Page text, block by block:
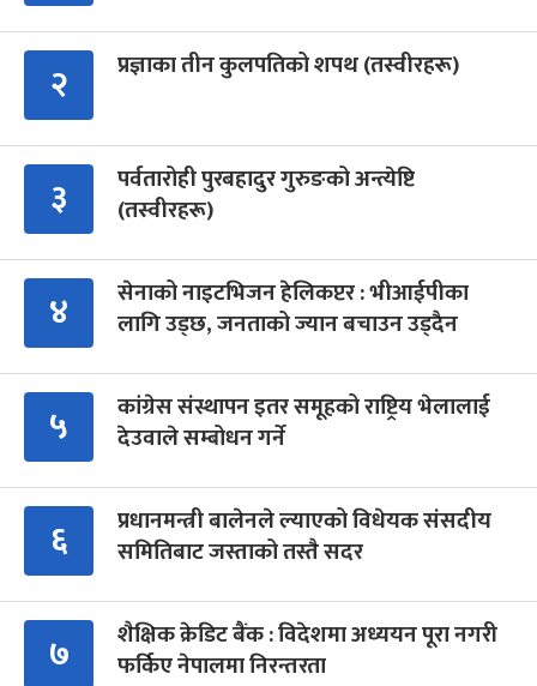
२ प्रज्ञाका तीन कुलपतिको शपथ (तस्वीरहरू)
३
पर्वतारोही पुरबहादुर गुरुङको अन्त्येष्टि
(तस्वीरहरू)
४
सेनाको नाइटभिजन हेलिकप्टर : भीआईपीका
लागि उड्छ, जनताको ज्यान बचाउन उड्दैन
५
कांग्रेस संस्थापन इतर समूहको राष्ट्रिय भेलालाई
देउवाले सम्बोधन गर्ने
६
प्रधानमन्त्री बालेनले ल्याएको विधेयक संसदीय
समितिबाट जस्ताको तस्तै सदर
७
शैक्षिक क्रेडिट बैंक : विदेशमा अध्ययन पूरा नगरी
फर्किए नेपालमा निरन्तरता